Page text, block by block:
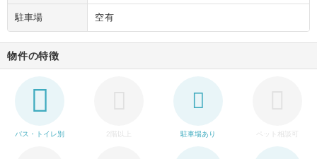
駐車場 空有
物件の特徴
バス・トイレ別 2階以上 駐車場あり ペット相談可